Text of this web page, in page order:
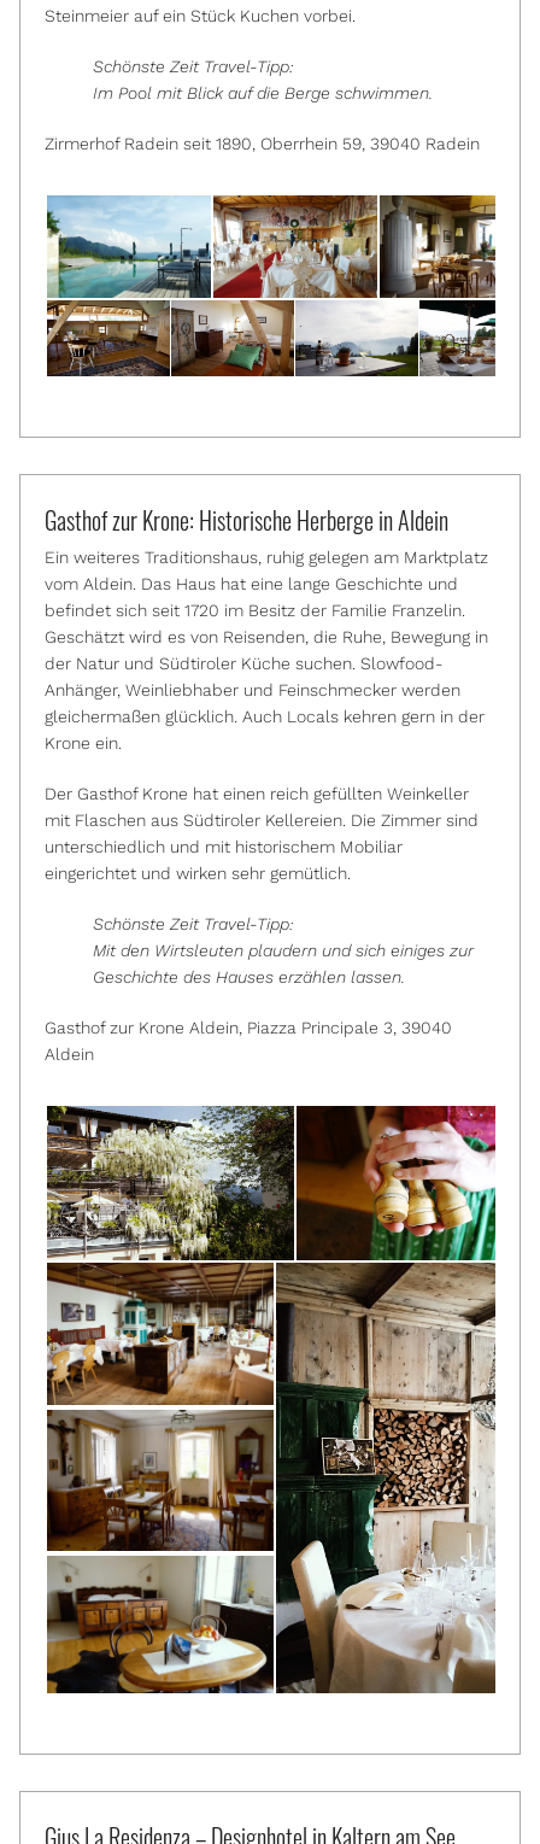
Steinmeier auf ein Stück Kuchen vorbei.
Schönste Zeit Travel-Tipp:
Im Pool mit Blick auf die Berge schwimmen.
Zirmerhof Radein seit 1890, Oberrhein 59, 39040 Radein
Gasthof zur Krone: Historische Herberge in Aldein
Ein weiteres Traditionshaus, ruhig gelegen am Marktplatz
vom Aldein. Das Haus hat eine lange Geschichte und
befindet sich seit 1720 im Besitz der Familie Franzelin.
Geschätzt wird es von Reisenden, die Ruhe, Bewegung in
der Natur und Südtiroler Küche suchen. Slowfood-
Anhänger, Weinliebhaber und Feinschmecker werden
gleichermaßen glücklich. Auch Locals kehren gern in der
Krone ein.
Der Gasthof Krone hat einen reich gefüllten Weinkeller
mit Flaschen aus Südtiroler Kellereien. Die Zimmer sind
unterschiedlich und mit historischem Mobiliar
eingerichtet und wirken sehr gemütlich.
Schönste Zeit Travel-Tipp:
Mit den Wirtsleuten plaudern und sich einiges zur
Geschichte des Hauses erzählen lassen.
Gasthof zur Krone Aldein, Piazza Principale 3, 39040
Aldein
Gius La Residenza – Designhotel in Kaltern am See